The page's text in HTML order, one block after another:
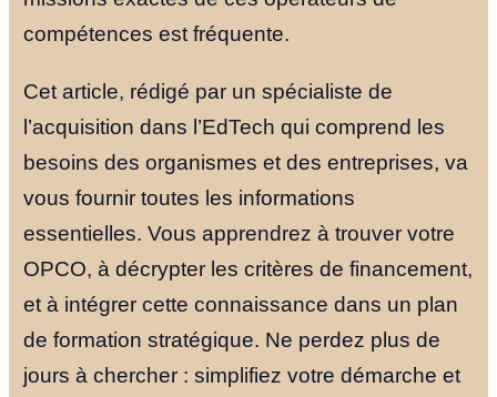
compétences est fréquente.
Cet article, rédigé par un spécialiste de
l’acquisition dans l’EdTech qui comprend les
besoins des organismes et des entreprises, va
vous fournir toutes les informations
essentielles. Vous apprendrez à trouver votre
OPCO, à décrypter les critères de financement,
et à intégrer cette connaissance dans un plan
de formation stratégique. Ne perdez plus de
jours à chercher : simplifiez votre démarche et